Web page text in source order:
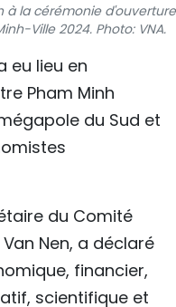
à la cérémonie d'ouverture
Ville 2024. Photo: VNA.
eu lieu en
Pham Minh
du Sud et
du Comité
Nen, a déclaré
financier,
scientifique et